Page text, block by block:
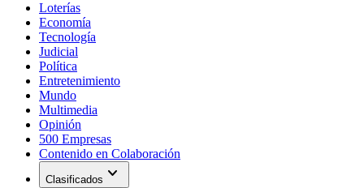
Loterías
Economía
Tecnología
Judicial
Política
Entretenimiento
Mundo
Multimedia
Opinión
500 Empresas
Contenido en Colaboración
Clasificados expand_more